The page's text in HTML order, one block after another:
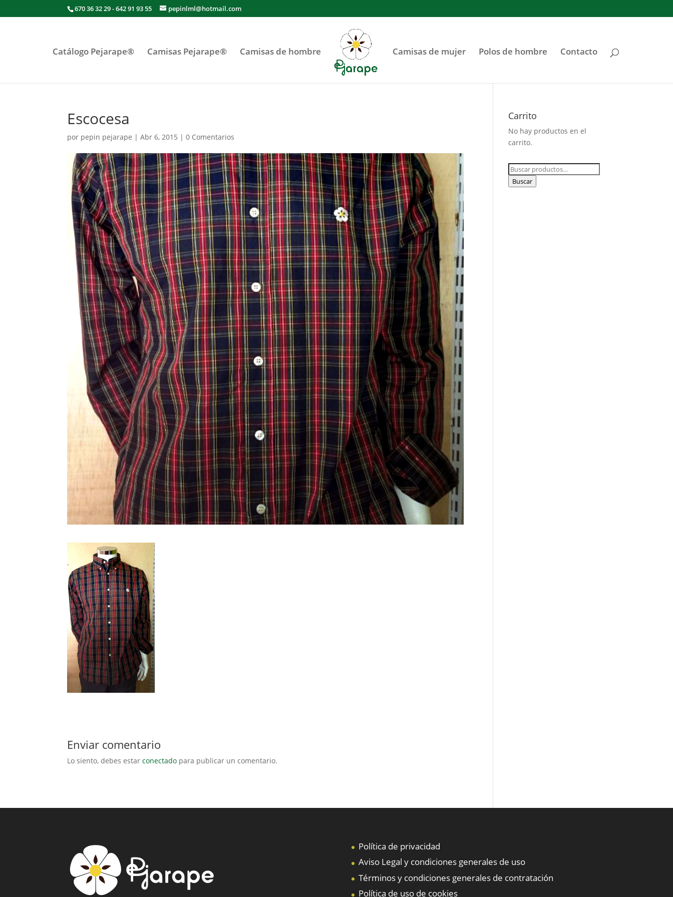
670 36 32 29 - 642 91 93 55 pepinlml@hotmail.com
Catálogo Pejarape® Camisas Pejarape® Camisas de hombre Camisas de mujer Polos de hombre Contacto
Escocesa
por pepin pejarape |Abr 6, 2015 |0 Comentarios
Enviar comentario
Lo siento, debes estarconectado para publicar un comentario.
Carrito
No hay productos en el
carrito.
Buscar
por:
Buscar
Política de privacidad
Aviso Legal y condiciones generales de uso
Términos y condiciones generales de contratación
Política de uso de cookies